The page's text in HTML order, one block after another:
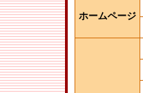
ホームページ